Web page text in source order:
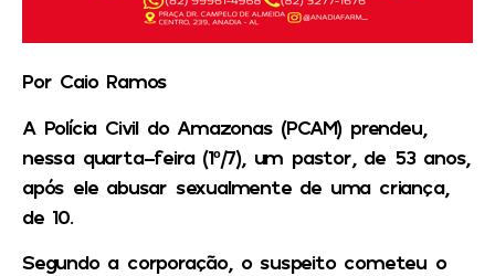
Por Caio Ramos
A Polícia Civil do Amazonas (PCAM) prendeu,
nessa quarta-feira (1º/7), um pastor, de 53 anos,
após ele abusar sexualmente de uma criança,
de 10.
Segundo a corporação, o suspeito cometeu o